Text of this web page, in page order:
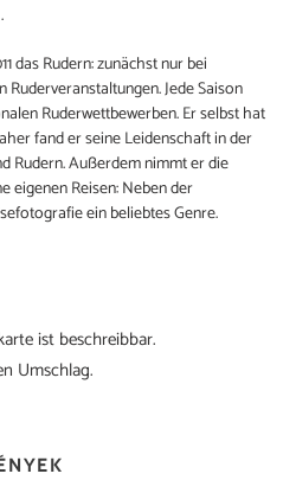
.
das Rudern: zunächst nur bei
Jede Saison
Ruderwettbewerben. Er selbst hat
fand er seine Leidenschaft in der
Rudern. Außerdem nimmt er die
eigenen Reisen: Neben der
ein beliebtes Genre.
ist beschreibbar.
Umschlag.